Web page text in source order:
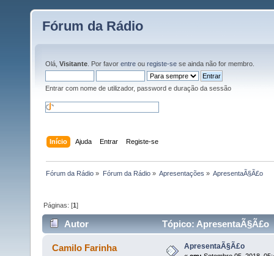
Fórum da Rádio
Olá, Visitante . Por favor entre ou registe-se se ainda não for membro.
Entrar com nome de utilizador, password e duração da sessão
Início Ajuda Entrar Registe-se
Fórum da Rádio » Fórum da Rádio» Apresentações » ApresentaÃ§Ã£o
Páginas: [1]
Autor Tópico: ApresentaÃ§Ã£o
Camilo Farinha ApresentaÃ§Ã£o